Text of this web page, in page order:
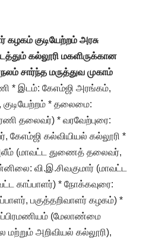
கழகம் குடியேற்றம் அரசு
கல்லூரி மகளிருக்கான
சார்ந்த மருத்துவ முகாம்
* இடம்: கேஎம்ஜி அரங்கம்,
குடியேற்றம் * தலைமை:
தலைவர்) * வரவேற்புரை:
கேஎம்ஜி கல்வியியல் கல்லூரி *
(மாவட்ட துணைத் தலைவர்,
வி.இ.சிவகுமார் (மாவட்ட
காப்பாளர்) * நோக்கவுரை:
பகுத்தறிவாளர் கழகம்) *
(மேலாண்மை
அறிவியல் கல்லூரி),